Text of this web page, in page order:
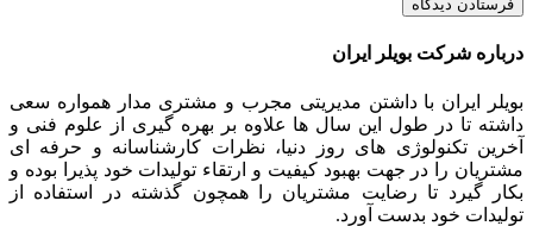
فرستادن دیدگاه
درباره شرکت بویلر ایران
بویلر ایران با داشتن مدیریتی مجرب و مشتری مدار همواره سعی
داشته تا در طول این سال ها علاوه بر بهره گیری از علوم فنی و
آخرین تکنولوژی های روز دنیا، نظرات کارشناسانه و حرفه ای
مشتریان را در جهت بهبود کیفیت و ارتقاء تولیدات خود پذیرا بوده و
بکار گیرد تا رضایت مشتریان را همچون گذشته در استفاده از
تولیدات خود بدست آورد.